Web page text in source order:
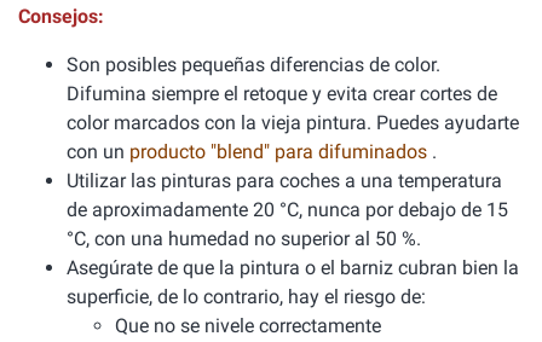
Consejos:
Son posibles pequeñas diferencias de color.
Difumina siempre el retoque y evita crear cortes de
color marcados con la vieja pintura. Puedes ayudarte
con un producto "blend" para difuminados .
Utilizar las pinturas para coches a una temperatura
de aproximadamente 20 °C, nunca por debajo de 15
°C, con una humedad no superior al 50 %.
Asegúrate de que la pintura o el barniz cubran bien la
superficie, de lo contrario, hay el riesgo de:
Que no se nivele correctamente